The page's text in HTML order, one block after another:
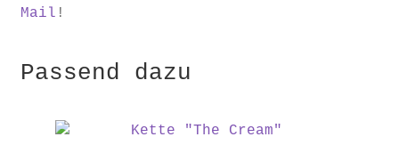
Mail !
Passend dazu